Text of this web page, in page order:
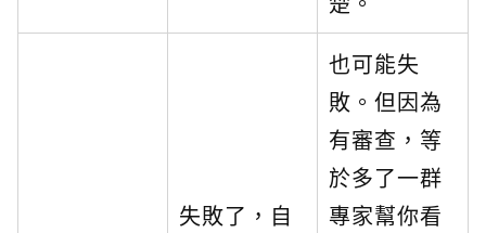
失敗了，自
也可能失
敗。但因為
有審查，等
於多了一群
專家幫你看